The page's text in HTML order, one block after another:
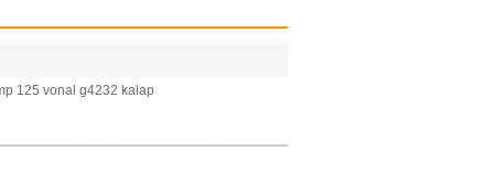
125 vonal g4232 kalap